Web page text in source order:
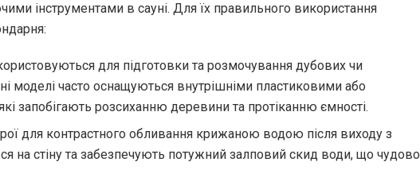
інструментами в сауні. Для їх правильного використання
для підготовки та розмочування дубових чи
моделі часто оснащуються внутрішніми пластиковими або
запобігають розсиханню деревини та протіканню ємності.
для контрастного обливання крижаною водою після виходу з
на стіну та забезпечують потужний залповий скид води, що чудово